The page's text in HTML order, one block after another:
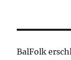
BalFolk